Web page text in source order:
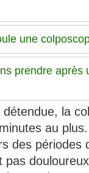
une
prendre après
la
au
des périodes
pas